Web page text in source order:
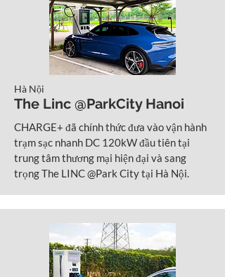
Hà Nội
The Linc @ParkCity Hanoi
CHARGE+ đã chính thức đưa vào vận hành
trạm sạc nhanh DC 120kW đầu tiên tại
trung tâm thương mại hiện đại và sang
trọng The LINC @Park City tại Hà Nội.